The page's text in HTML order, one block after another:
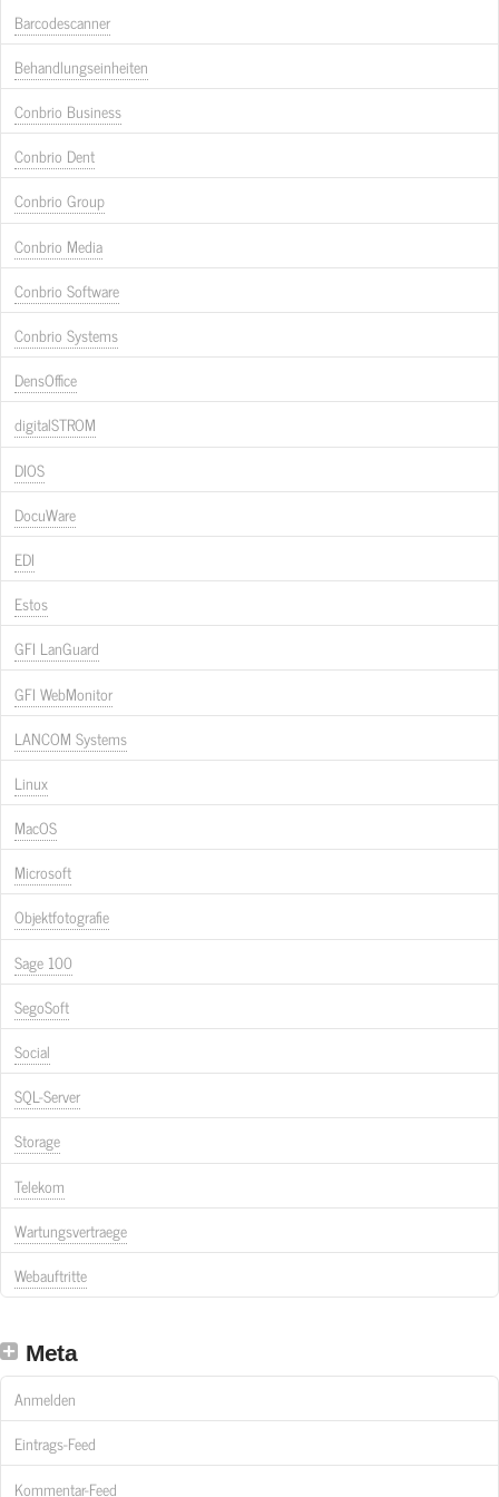
Barcodescanner
Behandlungseinheiten
Conbrio Business
Conbrio Dent
Conbrio Group
Conbrio Media
Conbrio Software
Conbrio Systems
DensOffice
digitalSTROM
DIOS
DocuWare
EDI
Estos
GFI LanGuard
GFI WebMonitor
LANCOM Systems
Linux
MacOS
Microsoft
Objektfotografie
Sage 100
SegoSoft
Social
SQL-Server
Storage
Telekom
Wartungsvertraege
Webauftritte
Meta
Anmelden
Eintrags-Feed
Kommentar-Feed